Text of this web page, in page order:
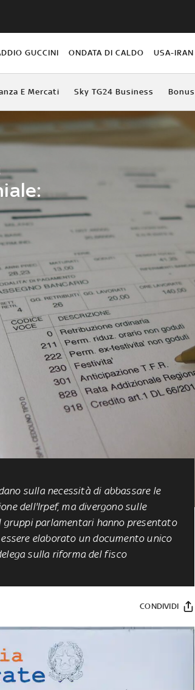
GUCCINI ONDATA DI CALDO USA-IRAN
E Mercati Sky TG24 Business Bonus
sulla necessità di abbassare le
dell'Irpef, ma divergono sulle
parlamentari hanno presentato
elaborato un documento unico
sulla riforma del fisco
CONDIVIDI